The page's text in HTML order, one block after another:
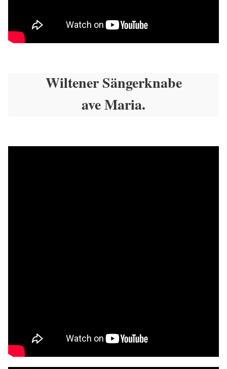
Wiltener Sängerknabe
ave Maria.